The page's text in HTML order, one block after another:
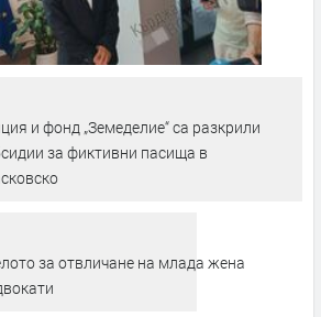
и фонд „Земеделие“ са разкрили
за фиктивни пасища в
за отвличане на млада жена